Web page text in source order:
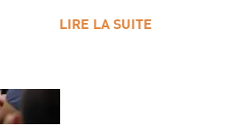
LIRE LA SUITE